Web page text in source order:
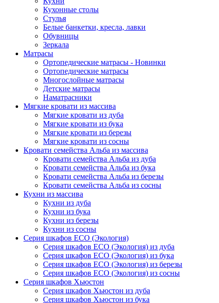
Кухонные столы
Стулья
Белые банкетки, кресла, лавки
Обувницы
Зеркала
Матрасы
Ортопедические матрасы - Новинки
Ортопедические матрасы
Многослойные матрасы
Детские матрасы
Наматрасники
Мягкие кровати из массива
Мягкие кровати из дуба
Мягкие кровати из бука
Мягкие кровати из березы
Мягкие кровати из сосны
Кровати семейства Альба из массива
Кровати семейства Альба из дуба
Кровати семейства Альба из бука
Кровати семейства Альба из березы
Кровати семейства Альба из сосны
Кухни из массива
Кухни из дуба
Кухни из бука
Кухни из березы
Кухни из сосны
Серия шкафов ECO (Экология)
Серия шкафов ECO (Экология) из дуба
Серия шкафов ECO (Экология) из бука
Серия шкафов ECO (Экология) из березы
Серия шкафов ECO (Экология) из сосны
Серия шкафов Хьюстон
Серия шкафов Хьюстон из дуба
Серия шкафов Хьюстон из бука